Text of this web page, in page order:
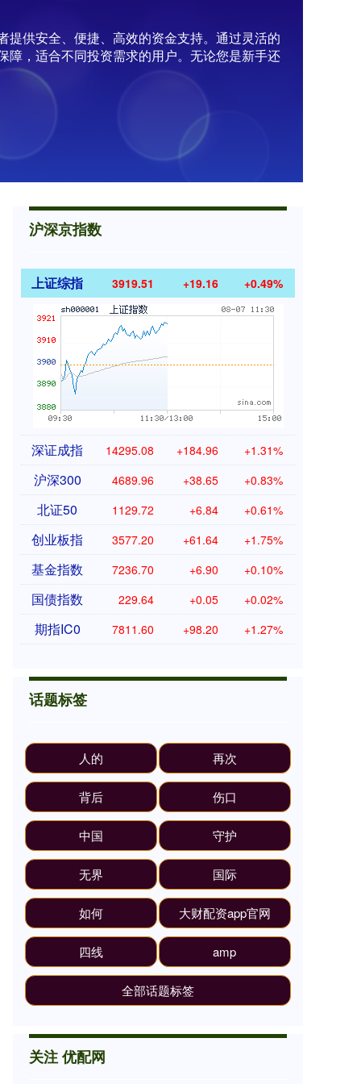
供安全、便捷、高效的资金支持。通过灵活的
障，适合不同投资需求的用户。无论您是新手还
沪深京指数
上证综指 3919.51 +19.16 +0.49%
深证成指 14295.08 +184.96 +1.31%
沪深300 4689.96 +38.65 +0.83%
北证50 1129.72 +6.84 +0.61%
创业板指 3577.20 +61.64 +1.75%
基金指数 7236.70 +6.90 +0.10%
国债指数 229.64 +0.05 +0.02%
期指IC0 7811.60 +98.20 +1.27%
话题标签
人的 再次
背后 伤口
中国 守护
无界 国际
如何 大财配资app官网
四线 amp
全部话题标签
关注 优配网